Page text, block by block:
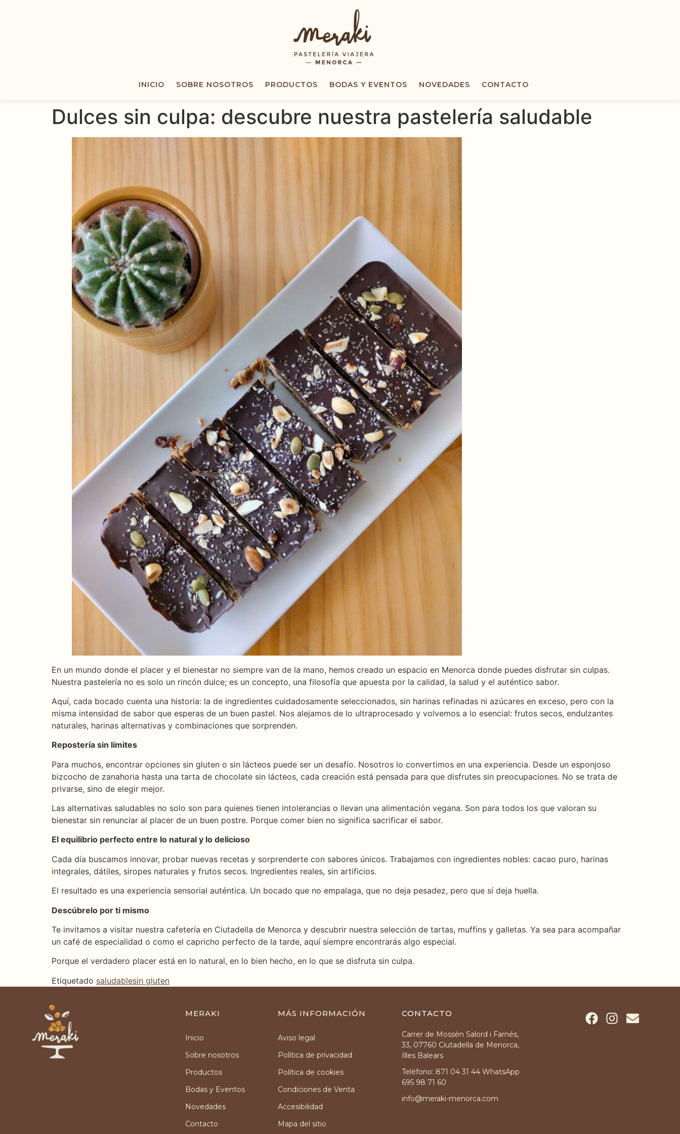
INICIO SOBRE NOSOTROS PRODUCTOS BODAS Y EVENTOS NOVEDADES CONTACTO
Dulces sin culpa: descubre nuestra pastelería saludable
En un mundo donde el placer y el bienestar no siempre van de la mano, hemos creado un espacio en Menorca donde puedes disfrutar sin culpas.
Nuestra pastelería no es solo un rincón dulce; es un concepto, una filosofía que apuesta por la calidad, la salud y el auténtico sabor.
Aquí, cada bocado cuenta una historia: la de ingredientes cuidadosamente seleccionados, sin harinas refinadas ni azúcares en exceso, pero con la
misma intensidad de sabor que esperas de un buen pastel. Nos alejamos de lo ultraprocesado y volvemos a lo esencial: frutos secos, endulzantes
naturales, harinas alternativas y combinaciones que sorprenden.
Repostería sin límites
Para muchos, encontrar opciones sin gluten o sin lácteos puede ser un desafío. Nosotros lo convertimos en una experiencia. Desde un esponjoso
bizcocho de zanahoria hasta una tarta de chocolate sin lácteos, cada creación está pensada para que disfrutes sin preocupaciones. No se trata de
privarse, sino de elegir mejor.
Las alternativas saludables no solo son para quienes tienen intolerancias o llevan una alimentación vegana. Son para todos los que valoran su
bienestar sin renunciar al placer de un buen postre. Porque comer bien no significa sacrificar el sabor.
El equilibrio perfecto entre lo natural y lo delicioso
Cada día buscamos innovar, probar nuevas recetas y sorprenderte con sabores únicos. Trabajamos con ingredientes nobles: cacao puro, harinas
integrales, dátiles, siropes naturales y frutos secos. Ingredientes reales, sin artificios.
El resultado es una experiencia sensorial auténtica. Un bocado que no empalaga, que no deja pesadez, pero que sí deja huella.
Descúbrelo por ti mismo
Te invitamos a visitar nuestra cafetería en Ciutadella de Menorca y descubrir nuestra selección de tartas, muffins y galletas. Ya sea para acompañar
un café de especialidad o como el capricho perfecto de la tarde, aquí siempre encontrarás algo especial.
Porque el verdadero placer está en lo natural, en lo bien hecho, en lo que se disfruta sin culpa.
Etiquetado saludablesin gluten
MERAKI
Inicio
Sobre nosotros
Productos
Bodas y Eventos
Novedades
Contacto
MÁS INFORMACIÓN
Aviso legal
Política de privacidad
Política de cookies
Condiciones de Venta
Accesibilidad
Mapa del sitio
CONTACTO
Carrer de Mossèn Salord i Farnés,
33, 07760 Ciutadella de Menorca,
Illes Balears
Teléfono: 871 04 31 44 WhatsApp
695 98 71 60
info@meraki-menorca.com